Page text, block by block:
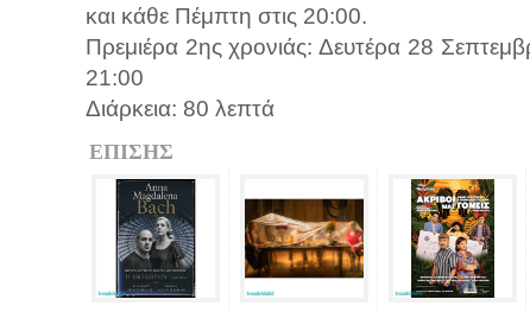
και κάθε Πέμπτη στις 20:00.
Πρεμιέρα 2ης χρονιάς: Δευτέρα 28
21:00
Διάρκεια: 80 λεπτά
ΕΠΙΣΗΣ